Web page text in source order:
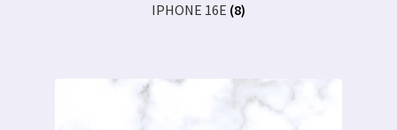
IPHONE 16E (8)